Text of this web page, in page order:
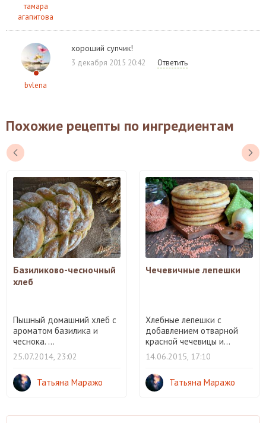
тамара
агапитова
bvlena
хороший супчик!
3 декабря 2015 20:42 Ответить
Похожие рецепты по ингредиентам
Базиликово-чесночный
хлеб
Пышный домашний хлеб с
ароматом базилика и
чеснока. ...
25.07.2014, 23:02
Татьяна Маражо
Чечевичные лепешки
Хлебные лепешки с
добавлением отварной
красной чечевицы и...
14.06.2015, 17:10
Татьяна Маражо